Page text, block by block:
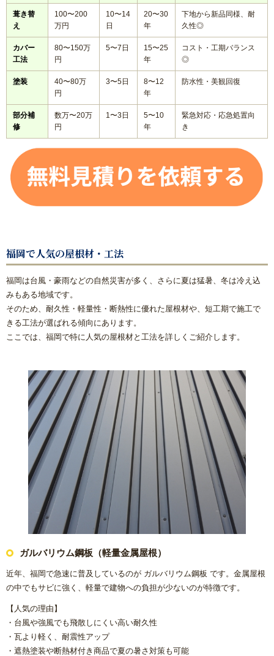
葺き替
え
100〜200
万円
10〜14
日
20〜30
年
下地から新品同様、耐
久性◎
カバー
工法
80〜150万
円
5〜7日
15〜25
年
コスト・工期バランス
◎
塗装
40〜80万
円
3〜5日
8〜12
年
防水性・美観回復
部分補
修
数万〜20万
円
1〜3日
5〜10
年
緊急対応・応急処置向
き
福岡で人気の屋根材・工法
福岡は台風・豪雨などの自然災害が多く、さらに夏は猛暑、冬は冷え込
みもある地域です。
そのため、耐久性・軽量性・断熱性に優れた屋根材や、短工期で施工で
きる工法が選ばれる傾向にあります。
ここでは、福岡で特に人気の屋根材と工法を詳しくご紹介します。
ガルバリウム鋼板（軽量金属屋根）
近年、福岡で急速に普及しているのが ガルバリウム鋼板 です。金属屋根
の中でもサビに強く、軽量で建物への負担が少ないのが特徴です。
【人気の理由】
・台風や強風でも飛散しにくい高い耐久性
・瓦より軽く、耐震性アップ
・遮熱塗装や断熱材付き商品で夏の暑さ対策も可能